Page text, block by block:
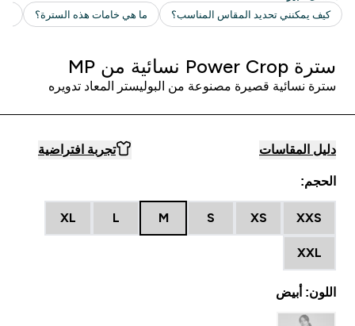
سترة Power Crop نسائية من MP
سترة نسائية قصيرة مصنوعة من البوليستر المعاد تدويره
دليل المقاسات تجربة افتراضية
الحجم:
XXS
XS
S
M
L
XL
XXL
اللون: أبيض